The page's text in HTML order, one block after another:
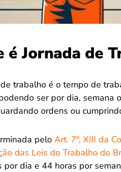
é Jornada de
trabalho é o tempo de
ser por dia, semana
ordens ou
pelo Art. 7º, XIII da
das Leis do Trabalho do
por dia e 44 horas por